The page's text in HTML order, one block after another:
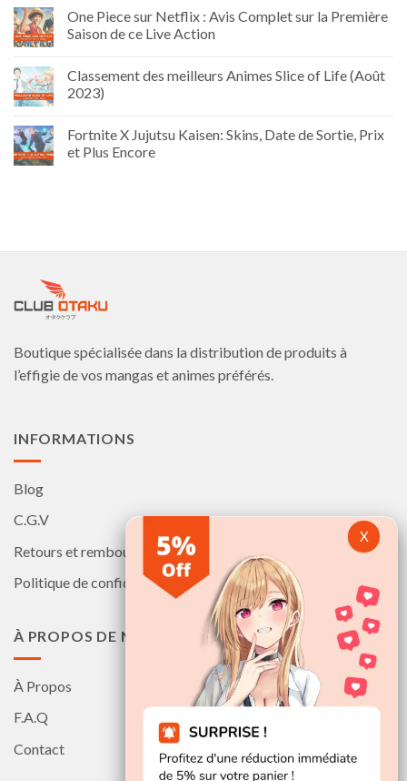
One Piece sur Netflix : Avis Complet sur la Première
Saison de ce Live Action
Classement des meilleurs Animes Slice of Life (Août
2023)
Fortnite X Jujutsu Kaisen: Skins, Date de Sortie, Prix
et Plus Encore
Boutique spécialisée dans la distribution de produits à
l’effigie de vos mangas et animes préférés.
INFORMATIONS
Blog
C.G.V
Retours et remboursements
Politique de confidentialité
À PROPOS DE NOUS
À Propos
F.A.Q
Contact